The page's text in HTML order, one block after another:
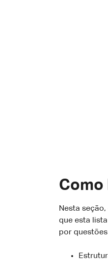
Como
Nesta
que esta
por